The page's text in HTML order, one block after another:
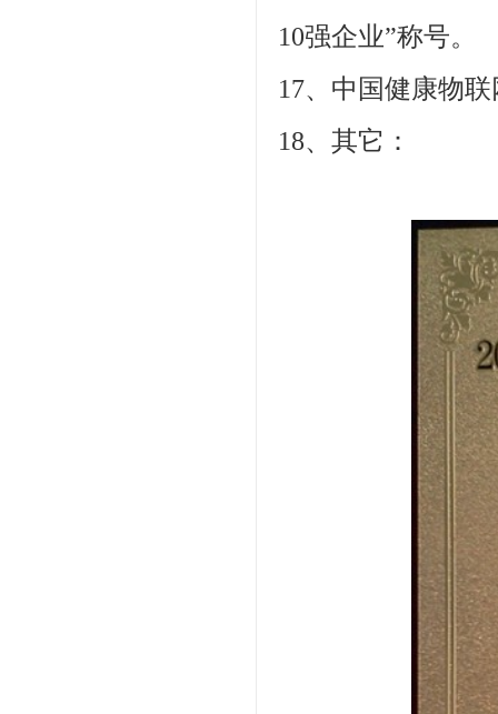
10强企业”称号。
17、中国健康物
18、其它：